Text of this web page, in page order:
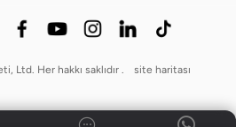
kullanılması pratik ve
Topxgun'unki gibi tarım
aşamalarında havadan
Bu, pestisitlerin ve gübrelerin
Ltd. Her hakkı saklıdır .
site haritası